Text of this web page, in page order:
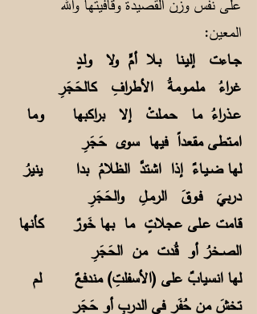
المعين:
جــاءت إليـنا بـلا أمٍّ ولا ولـدٍ
غراءُ ملـمـومةُ الأطرافِ كالحَجَرِ
عــذراءُ ما حـمـلتْ إلا براكبهاوما
امـتطى مقعداً فيها سوى حَجَرِ
لها ضــيـاءٌ إذا اشتدَّ الظلامُ بداينيرُ
دربيَ فـوقَ الرمــلِ والحَجَرِ
قامت عــلى عجلاتٍ ما بها خَورٌكأنها
الصــخرُ أو قُدت من الحَجَرِ
لها انسيابٌ على (الأسفلتِ) مندفعٌلم
تخشَ من حُفَرٍ في الدربِ أو حَجَرِ